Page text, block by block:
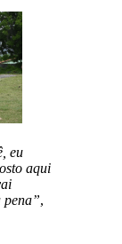
eu
aqui
pena”,